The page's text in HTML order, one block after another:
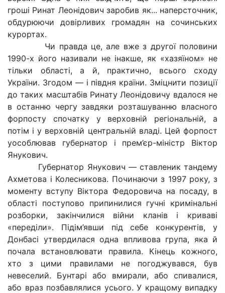
гроші Ринат Леонідович заробив як... наперсточник,
обдурюючи довірливих громадян на сочинських
курортах.
Чи правда це, але вже з другої половини
1990-х його називали не інакше, як «хазяїном» не
тільки області, а й, практично, всього сходу
України. Згодом — і півдня країни. Зміцнити позиції
до таких масштабів Ринату Леонідовичу вдалося не
в останню чергу завдяки розташуванню власного
форпосту спочатку у верховній регіональній, а
потім і у верховній центральній владі. Цей форпост
уособлював губернатор і прем’єр-міністр Віктор
Янукович.
Губернатор Янукович — ставленик тандему
Ахметова і Колесникова. Починаючи з 1997 року, з
моменту вступу Віктора Федоровича на посаду, в
області поступово припинилися гучні кримінальні
розборки, закінчилися війни кланів і криваві
«переділи». Підім’явши під себе конкурентів, у
Донбасі утвердилася одна впливова група, яка й
почала встановлювати правила. Кінець кожного,
хто з цими правилами не погоджувався, був
невеселий. Бунтарі або вмирали, або спивалися,
або враз позбавлялися усього. У кращому випадку